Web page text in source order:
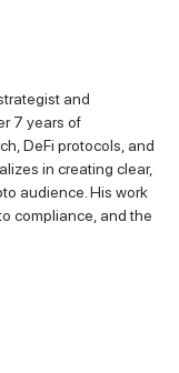
and
7 years of
DeFi protocols, and
in creating clear,
audience. His work
compliance, and the